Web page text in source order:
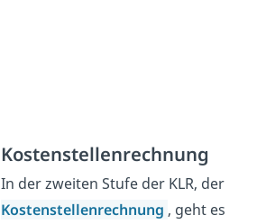
Kostenstellenrechnung
In der zweiten Stufe der KLR, der
Kostenstellenrechnung , geht es